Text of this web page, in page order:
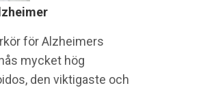
för Alzheimers
mycket hög
den viktigaste och